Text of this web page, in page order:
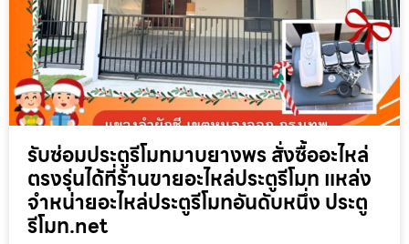
รับซ่อมประตูรีโมทมาบยางพร สั่งซื้ออะไหล่
ตรงรุ่นได้ที่ร้านขายอะไหล่ประตูรีโมท แหล่ง
จำหน่ายอะไหล่ประตูรีโมทอันดับหนึ่ง ประตู
รีโมท.net